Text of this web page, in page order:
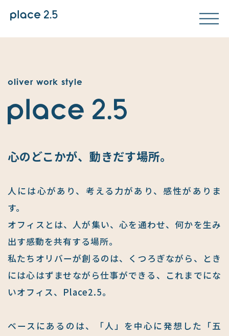
oliver work style
心のどこかが、動きだす場所。
人には心があり、考える力があり、感性がありま
す。
オフィスとは、人が集い、心を通わせ、何かを生み
出す感動を共有する場所。
私たちオリバーが創るのは、くつろぎながら、とき
には心はずませながら仕事ができる、これまでにな
いオフィス、Place2.5。
ベースにあるのは、「人」を中心に発想した「五